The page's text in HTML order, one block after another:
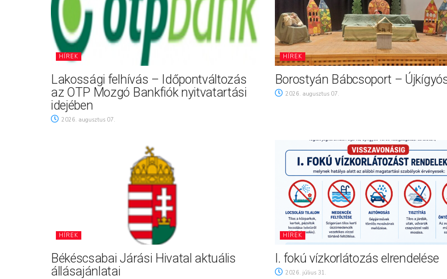
HÍREK
Lakossági felhívás – Időpontváltozás
az OTP Mozgó Bankfiók nyitvatartási
idejében
2026. augusztus 07.
HÍREK
Borostyán Bábcsoport –
2026. augusztus 07.
HÍREK
Békéscsabai Járási Hivatal aktuális
állásajánlatai
HÍREK
I. fokú vízkorlátozás elrendelése
2026. július 31.